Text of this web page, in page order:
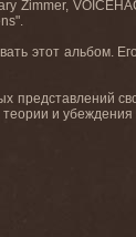
Zimmer,
".
этот альбом.
представлений
и